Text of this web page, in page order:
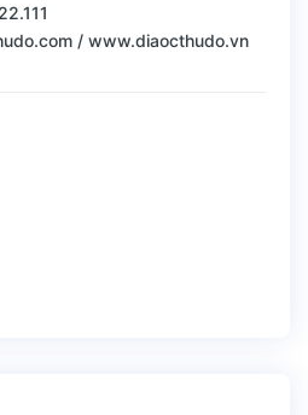
/ www.diaocthudo.vn